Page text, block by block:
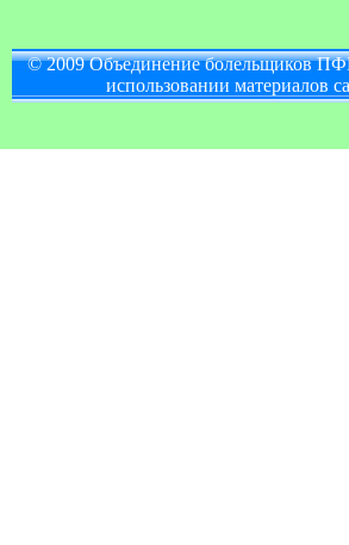
© 2009 Объединение болельщиков
использовании материалов